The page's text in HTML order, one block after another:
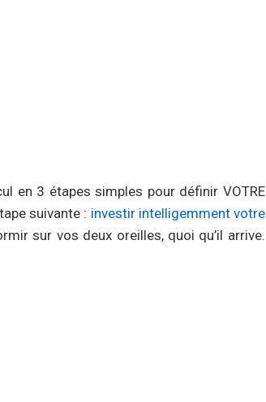
en 3 étapes simples pour définir VOTRE
suivante : investir intelligemment votre
sur vos deux oreilles, quoi qu’il arrive.